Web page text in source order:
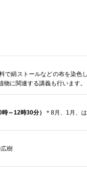
で絹ストールなどの布を染色
物に関連する講義も行います。
～12時30分） ＊8月、1月、
樹